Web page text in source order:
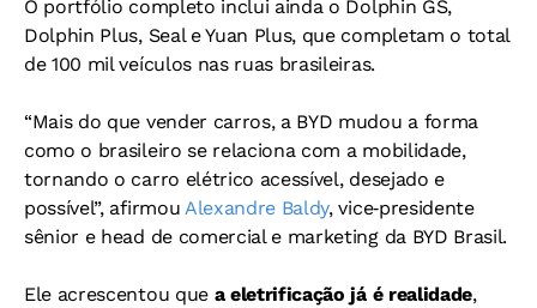
O portfólio completo inclui ainda o Dolphin GS,
Dolphin Plus, Seal e Yuan Plus, que completam o total
de 100 mil veículos nas ruas brasileiras.
“Mais do que vender carros, a BYD mudou a forma
como o brasileiro se relaciona com a mobilidade,
tornando o carro elétrico acessível, desejado e
possível”, afirmou Alexandre Baldy, vice‑presidente
sênior e head de comercial e marketing da BYD Brasil.
Ele acrescentou que a eletrificação já é realidade,